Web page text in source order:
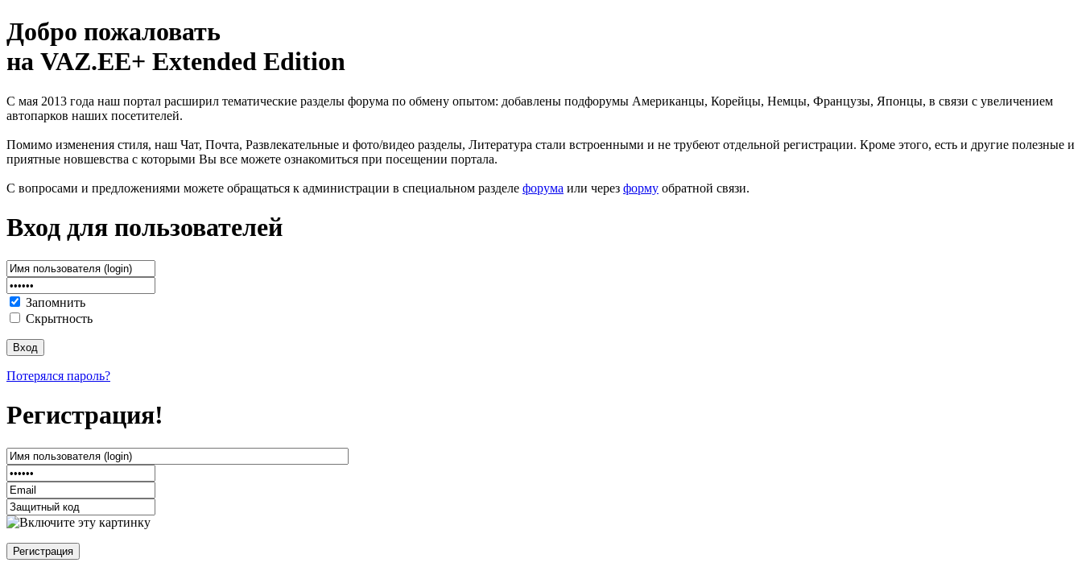
Добро пожаловать
на VAZ.EE+ Extended Edition
С мая 2013 года наш портал расширил тематические разделы форума по обмену опытом: добавлены подфорумы Американцы, Корейцы, Немцы, Французы, Японцы, в связи с увеличением
автопарков наших посетителей.
Помимо изменения стиля, наш Чат, Почта, Развлекательные и фото/видео разделы, Литература стали встроенными и не трубеют отдельной регистрации. Кроме этого, есть и другие полезные и
приятные новшевства с которыми Вы все можете ознакомиться при посещении портала.
С вопросами и предложениями можете обращаться к администрации в специальном разделе форума или через форму обратной связи.
Вход для пользователей
Запомнить
Скрытность
Потерялся пароль?
Регистрация!